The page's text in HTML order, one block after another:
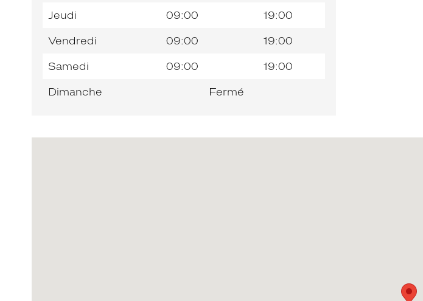
Jeudi 09:00 19:00
Vendredi 09:00 19:00
Samedi 09:00 19:00
Dimanche Fermé